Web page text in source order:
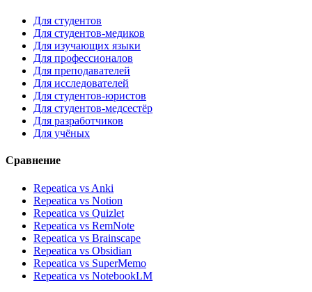
Для студентов
Для студентов-медиков
Для изучающих языки
Для профессионалов
Для преподавателей
Для исследователей
Для студентов-юристов
Для студентов-медсестёр
Для разработчиков
Для учёных
Сравнение
Repeatica vs Anki
Repeatica vs Notion
Repeatica vs Quizlet
Repeatica vs RemNote
Repeatica vs Brainscape
Repeatica vs Obsidian
Repeatica vs SuperMemo
Repeatica vs NotebookLM